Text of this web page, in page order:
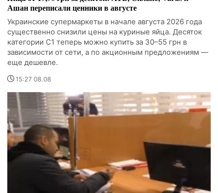
Ашан переписали ценники в августе
Украинские супермаркеты в начале августа 2026 года
существенно снизили цены на куриные яйца. Десяток
категории С1 теперь можно купить за 30–55 грн в
зависимости от сети, а по акционным предложениям —
еще дешевле.
15:27 08.08